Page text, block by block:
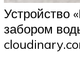
Устройство
забором